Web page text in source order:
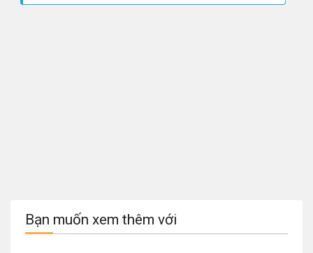
Bạn muốn xem thêm với